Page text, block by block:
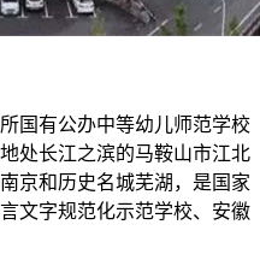
国有公办中等幼儿师范学校
处长江之滨的马鞍山市江北
京和历史名城芜湖，是国家
文字规范化示范学校、安徽